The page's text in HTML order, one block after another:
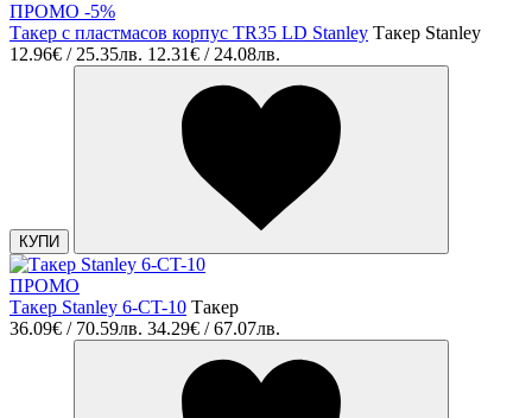
ПРОМО -5%
Такер с пластмасов корпус TR35 LD Stanley Такер Stanley
12.96€ / 25.35лв. 12.31€ / 24.08лв.
КУПИ
ПРОМО
Такер Stanley 6-CT-10 Такер
36.09€ / 70.59лв. 34.29€ / 67.07лв.